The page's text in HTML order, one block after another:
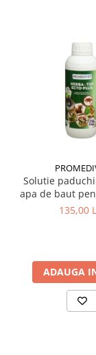
Solutie
apa de baut
porcine, iepuri
135,00
ADAUGA